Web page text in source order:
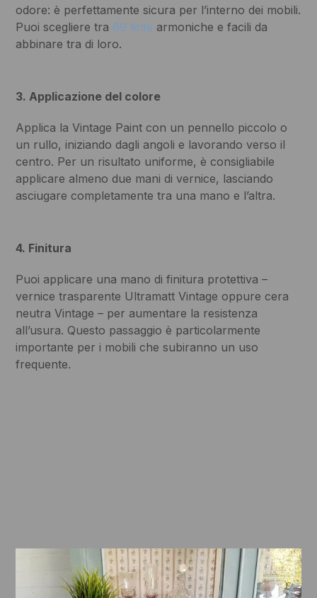
odore: è perfettamente sicura per l’interno dei mobili.
Puoi scegliere tra 69 tinte armoniche e facili da
abbinare tra di loro.
3. Applicazione del colore
Applica la Vintage Paint con un pennello piccolo o
un rullo, iniziando dagli angoli e lavorando verso il
centro. Per un risultato uniforme, è consigliabile
applicare almeno due mani di vernice, lasciando
asciugare completamente tra una mano e l’altra.
4. Finitura
Puoi applicare una mano di finitura protettiva –
vernice trasparente Ultramatt Vintage oppure cera
neutra Vintage – per aumentare la resistenza
all’usura. Questo passaggio è particolarmente
importante per i mobili che subiranno un uso
frequente.